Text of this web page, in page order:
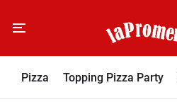
Pizza Topping Pizza Party